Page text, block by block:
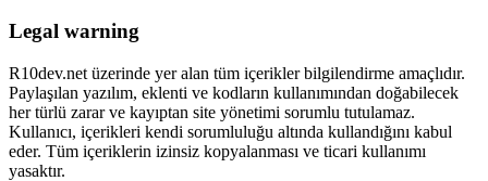
Legal warning
R10dev.net üzerinde yer alan tüm içerikler bilgilendirme amaçlıdır.
Paylaşılan yazılım, eklenti ve kodların kullanımından doğabilecek
her türlü zarar ve kayıptan site yönetimi sorumlu tutulamaz.
Kullanıcı, içerikleri kendi sorumluluğu altında kullandığını kabul
eder. Tüm içeriklerin izinsiz kopyalanması ve ticari kullanımı
yasaktır.